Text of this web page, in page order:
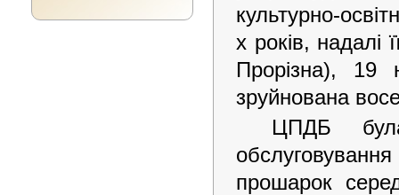
культурно-
х років, надалі
Прорізна), 19
зруйнована
ЦПДБ
прошарок